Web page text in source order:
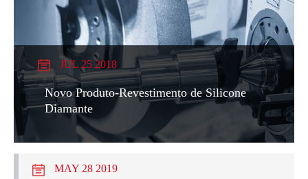
JUL 25 2018
Novo Produto-Revestimento de Silicone
Diamante
MAY 28 2019